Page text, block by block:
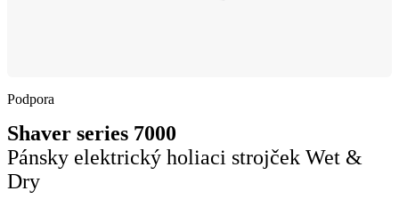
Podpora
Shaver series 7000
Pánsky elektrický holiaci strojček Wet &
Dry